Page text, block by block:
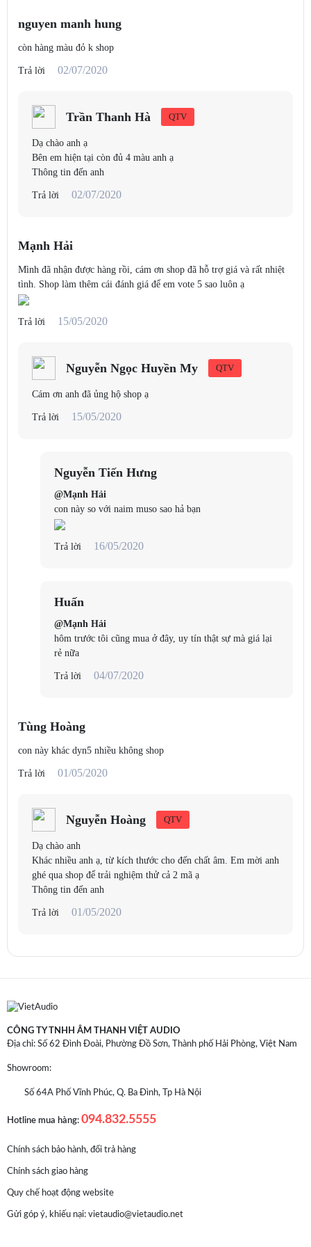
NHƯỢC ĐIỂM
Giá cao so với mặt bằng chung.
Chưa có trợ lý ảo (Google Assistant, Amazon Alexa hay Apple Siri).
Nguồn : Stereo.vn
nguyen manh hung
còn hàng màu đỏ k shop
Trả lời 02/07/2020
Trần Thanh Hà QTV
Dạ chào anh ạ
Bên em hiện tại còn đủ 4 màu anh ạ
Thông tin đến anh
Trả lời 02/07/2020
Mạnh Hải
Mình đã nhận được hàng rồi, cám ơn shop đã hỗ trợ giá và rất nhiệt
tình. Shop làm thêm cái đánh giá để em vote 5 sao luôn ạ
Trả lời 15/05/2020
Nguyễn Ngọc Huyền My QTV
Cám ơn anh đã ủng hộ shop ạ
Trả lời 15/05/2020
Nguyễn Tiến Hưng
@Mạnh Hải
con này so với naim muso sao hả bạn
Trả lời 16/05/2020
Huấn
@Mạnh Hải
hôm trước tôi cũng mua ở đây, uy tín thật sự mà giá lại
rẻ nữa
Trả lời 04/07/2020
Tùng Hoàng
con này khác dyn5 nhiều không shop
Trả lời 01/05/2020
Nguyễn Hoàng QTV
Dạ chào anh
Khác nhiều anh ạ, từ kích thước cho đến chất âm. Em mời anh
ghé qua shop để trải nghiệm thử cả 2 mã ạ
Thông tin đến anh
Trả lời 01/05/2020
CÔNG TY TNHH ÂM THANH VIỆT AUDIO
Địa chỉ: Số 62 Đình Đoài, Phường Đồ Sơn, Thành phố Hải Phòng, Việt Nam
Showroom:
Số 64A Phố Vĩnh Phúc, Q. Ba Đình, Tp Hà Nội
Hotline mua hàng: 094.832.5555
Chính sách bảo hành, đổi trả hàng
Chính sách giao hàng
Quy chế hoạt động website
Gửi góp ý, khiếu nại: vietaudio@vietaudio.net